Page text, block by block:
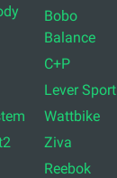
Bobo
Balance
C+P
Lever Sport
Wattbike
Ziva
Reebok